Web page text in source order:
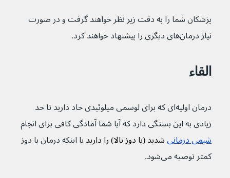
پزشکان شما را به دقت زیر نظر خواهند گرفت و در صورت
نیاز درمان‌های دیگری را پیشنهاد خواهند کرد.
القاء
درمان اولیه‌ای که برای لوسمی میلوئیدی حاد دارید تا حد
زیادی به این بستگی دارد که آیا شما آمادگی کافی برای انجام
شیمی درمانی شدید (با دوز بالا) را دارید یا اینکه درمان با دوز
کمتر توصیه می‌شود.